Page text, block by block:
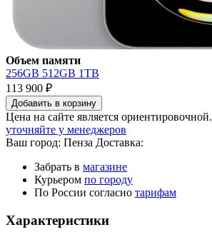
Объем памяти
256GB 512GB 1TB
113 900 ₽
Добавить в корзину
Цена на сайте является ориентировочной.
уточняйте у менеджеров
Ваш город: Пенза Доставка:
Забрать в магазине
Курьером по городу
По России согласно тарифам
Характеристики